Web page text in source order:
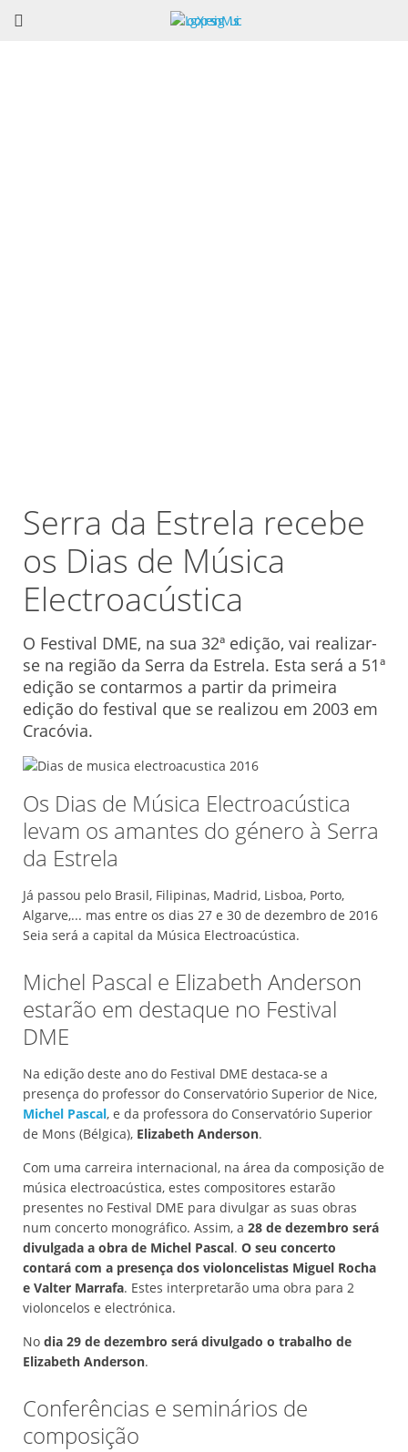
Serra da Estrela recebe
os Dias de Música
Electroacústica
O Festival DME, na sua 32ª edição, vai realizar-
se na região da Serra da Estrela. Esta será a 51ª
edição se contarmos a partir da primeira
edição do festival que se realizou em 2003 em
Cracóvia.
Os Dias de Música Electroacústica
levam os amantes do género à Serra
da Estrela
Já passou pelo Brasil, Filipinas, Madrid, Lisboa, Porto,
Algarve,... mas entre os dias 27 e 30 de dezembro de 2016
Seia será a capital da Música Electroacústica.
Michel Pascal e Elizabeth Anderson
estarão em destaque no Festival
DME
Na edição deste ano do Festival DME destaca-se a
presença do professor do Conservatório Superior de Nice,
Michel Pascal, e da professora do Conservatório Superior
de Mons (Bélgica), Elizabeth Anderson.
Com uma carreira internacional, na área da composição de
música electroacústica, estes compositores estarão
presentes no Festival DME para divulgar as suas obras
num concerto monográfico. Assim, a 28 de dezembro será
divulgada a obra de Michel Pascal. O seu concerto
contará com a presença dos violoncelistas Miguel Rocha
e Valter Marrafa. Estes interpretarão uma obra para 2
violoncelos e electrónica.
No dia 29 de dezembro será divulgado o trabalho de
Elizabeth Anderson.
Conferências e seminários de
composição